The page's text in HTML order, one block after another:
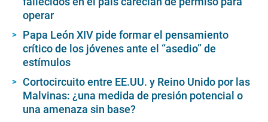
operar
Papa León XIV pide formar el pensamiento
crítico de los jóvenes ante el “asedio” de
estímulos
Cortocircuito entre EE.UU. y Reino Unido por las
Malvinas: ¿una medida de presión potencial o
una amenaza sin base?